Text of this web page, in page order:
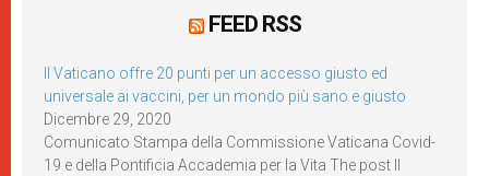
FEED RSS
Il Vaticano offre 20 punti per un accesso giusto ed
universale ai vaccini, per un mondo più sano e giusto
Dicembre 29, 2020
Comunicato Stampa della Commissione Vaticana Covid-
19 e della Pontificia Accademia per la Vita The post Il